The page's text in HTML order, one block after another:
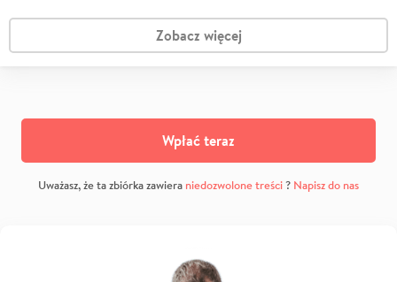
Zobacz więcej
Wpłać teraz
Uważasz, że ta zbiórka zawiera niedozwolone treści? Napisz do nas